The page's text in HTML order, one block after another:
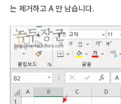
는 제거하고 A 만 남습니다.